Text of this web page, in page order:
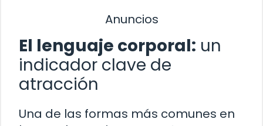
Anuncios
El lenguaje corporal: un
indicador clave de
atracción
Una de las formas más comunes en